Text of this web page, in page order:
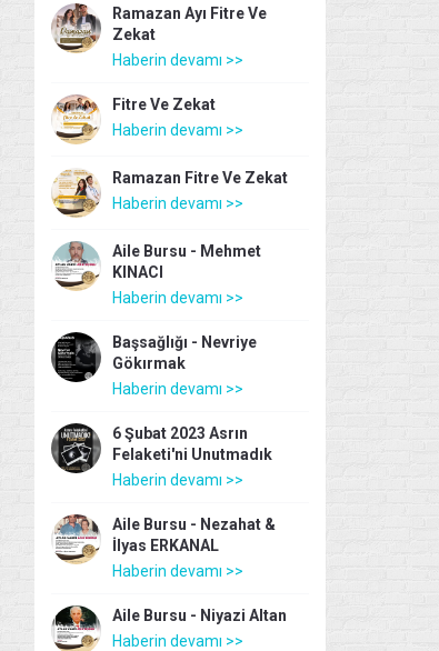
Ramazan Ayı Fitre Ve
Zekat
Haberin devamı >>
Fitre Ve Zekat
Haberin devamı >>
Ramazan Fitre Ve Zekat
Haberin devamı >>
Aile Bursu - Mehmet
KINACI
Haberin devamı >>
Başsağlığı - Nevriye
Gökırmak
Haberin devamı >>
6 Şubat 2023 Asrın
Felaketi'ni Unutmadık
Haberin devamı >>
Aile Bursu - Nezahat &
İlyas ERKANAL
Haberin devamı >>
Aile Bursu - Niyazi Altan
Haberin devamı >>